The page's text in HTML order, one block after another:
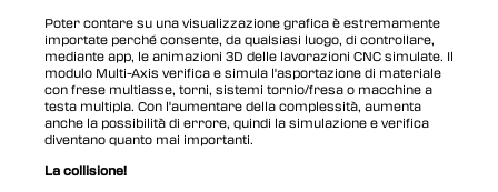
Poter contare su una visualizzazione grafica è estremamente
importate perché consente, da qualsiasi luogo, di controllare,
mediante app, le animazioni 3D delle lavorazioni CNC simulate. Il
modulo Multi-Axis verifica e simula l'asportazione di materiale
con frese multiasse, torni, sistemi tornio/fresa o macchine a
testa multipla. Con l'aumentare della complessità, aumenta
anche la possibilità di errore, quindi la simulazione e verifica
diventano quanto mai importanti.
La collisione!